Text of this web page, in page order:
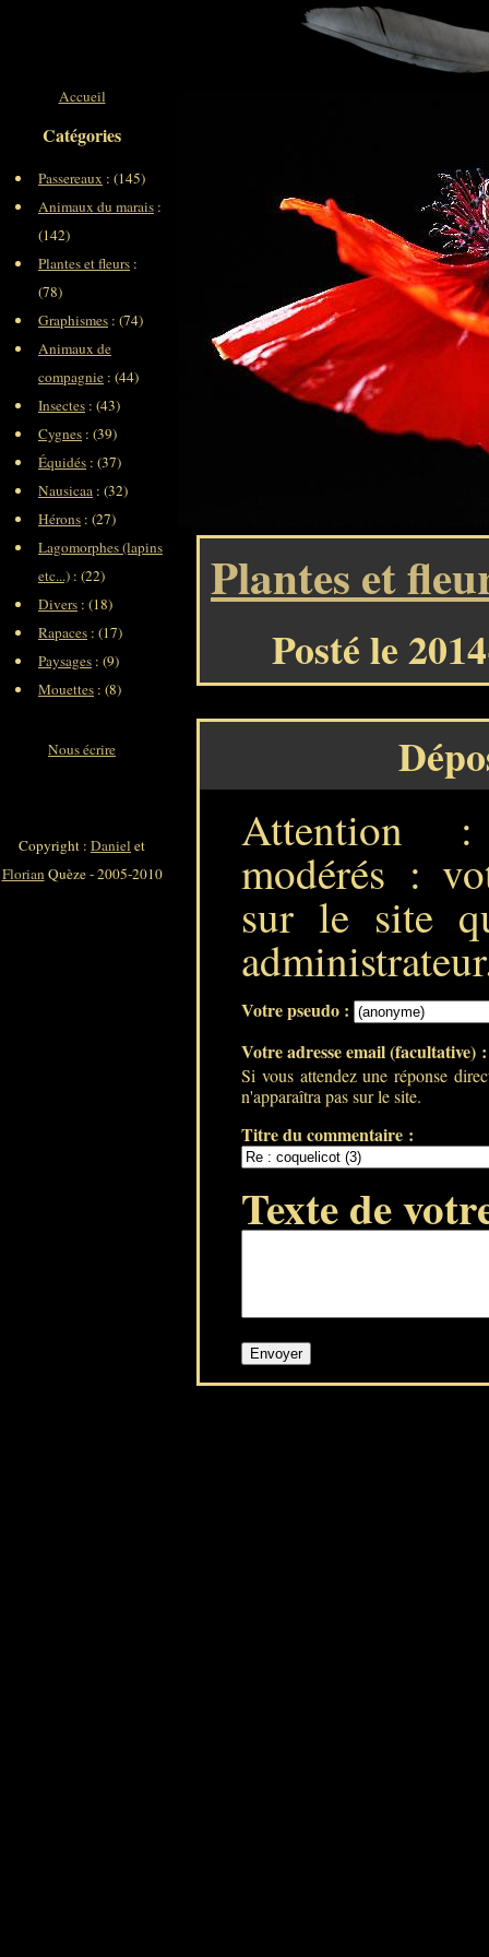
Plantes et
Posté le
Attention :
modérés :
sur le site
Votre pseudo :
Votre adresse email (facultative)
Si vous attendez une réponse
n'apparaîtra pas sur le site.
Titre du commentaire :
Texte de
Accueil
Catégories
Passereaux : (145)
Animaux du marais :
(142)
Plantes et fleurs :
(78)
Graphismes : (74)
Animaux de
compagnie : (44)
Insectes : (43)
Cygnes : (39)
Équidés : (37)
Nausicaa : (32)
Hérons : (27)
Lagomorphes (lapins
etc...) : (22)
Divers : (18)
Rapaces : (17)
Paysages : (9)
Mouettes : (8)
Nous écrire
Copyright : Daniel et
FlorianQuèze - 2005-2010